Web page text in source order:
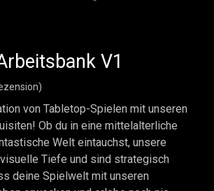
V1
von Tabletop-Spielen mit unseren
Ob du in eine mittelalterliche
Welt eintauchst, unsere
Tiefe und sind strategisch
deine Spielwelt mit unseren